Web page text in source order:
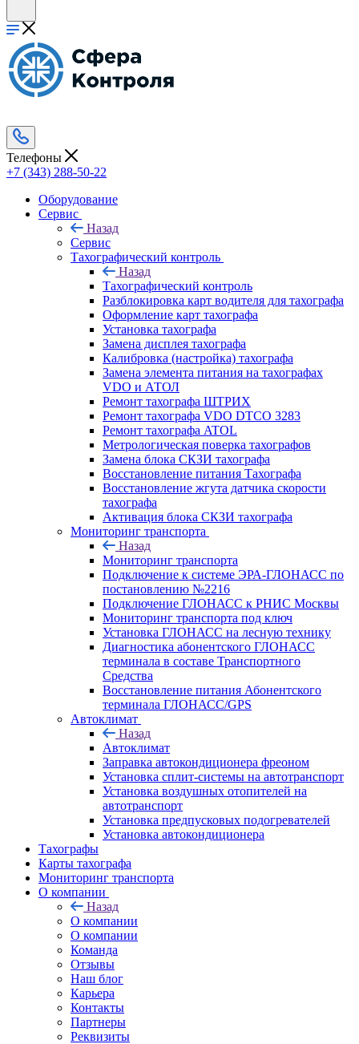
Телефоны
+7 (343) 288-50-22
Оборудование
Сервис
Назад
Сервис
Тахографический контроль
Назад
Тахографический контроль
Разблокировка карт водителя для тахографа
Оформление карт тахографа
Установка тахографа
Замена дисплея тахографа
Калибровка (настройка) тахографа
Замена элемента питания на тахографах
VDO и АТОЛ
Ремонт тахографа ШТРИХ
Ремонт тахографа VDO DTCO 3283
Ремонт тахографа ATOL
Метрологическая поверка тахографов
Замена блока СКЗИ тахографа
Восстановление питания Тахографа
Восстановление жгута датчика скорости
тахографа
Активация блока СКЗИ тахографа
Мониторинг транспорта
Назад
Мониторинг транспорта
Подключение к системе ЭРА-ГЛОНАСС по
постановлению №2216
Подключение ГЛОНАСС к РНИС Москвы
Мониторинг транспорта под ключ
Установка ГЛОНАСС на лесную технику
Диагностика абонентского ГЛОНАСС
терминала в составе Транспортного
Средства
Восстановление питания Абонентского
терминала ГЛОНАСС/GPS
Автоклимат
Назад
Автоклимат
Заправка автокондиционера фреоном
Установка сплит-системы на автотранспорт
Установка воздушных отопителей на
автотранспорт
Установка предпусковых подогревателей
Установка автокондиционера
Тахографы
Карты тахографа
Мониторинг транспорта
О компании
Назад
О компании
О компании
Команда
Отзывы
Наш блог
Карьера
Контакты
Партнеры
Реквизиты